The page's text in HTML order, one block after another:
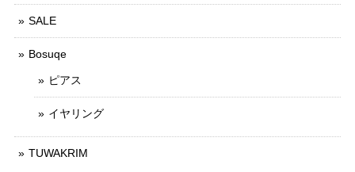
SALE
Bosuqe
ピアス
イヤリング
TUWAKRIM